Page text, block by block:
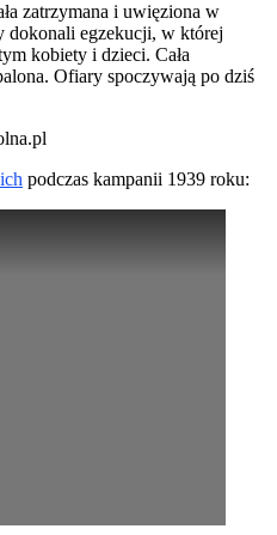
zatrzymana i uwięziona w
dokonali egzekucji, w której
kobiety i dzieci. Cała
Ofiary spoczywają po dziś
podczas kampanii 1939 roku: